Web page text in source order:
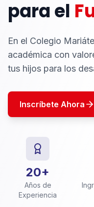
para el
En el Colegio
académica con
tus hijos para los
Inscríbete Ahora
20+
Años de
Experiencia